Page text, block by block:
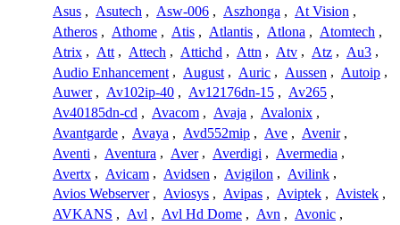
Asus , Asutech , Asw-006 , Aszhonga , At Vision ,
Atheros , Athome , Atis , Atlantis , Atlona , Atomtech ,
Atrix , Att , Attech , Attichd , Attn , Atv , Atz , Au3 ,
Audio Enhancement , August , Auric , Aussen , Autoip ,
Auwer , Av102ip-40 , Av12176dn-15 , Av265 ,
Av40185dn-cd , Avacom , Avaja , Avalonix ,
Avantgarde , Avaya , Avd552mip , Ave , Avenir ,
Aventi , Aventura , Aver , Averdigi , Avermedia ,
Avertx , Avicam , Avidsen , Avigilon , Avilink ,
Avios Webserver , Aviosys , Avipas , Aviptek , Avistek ,
AVKANS , Avl , Avl Hd Dome , Avn , Avonic ,